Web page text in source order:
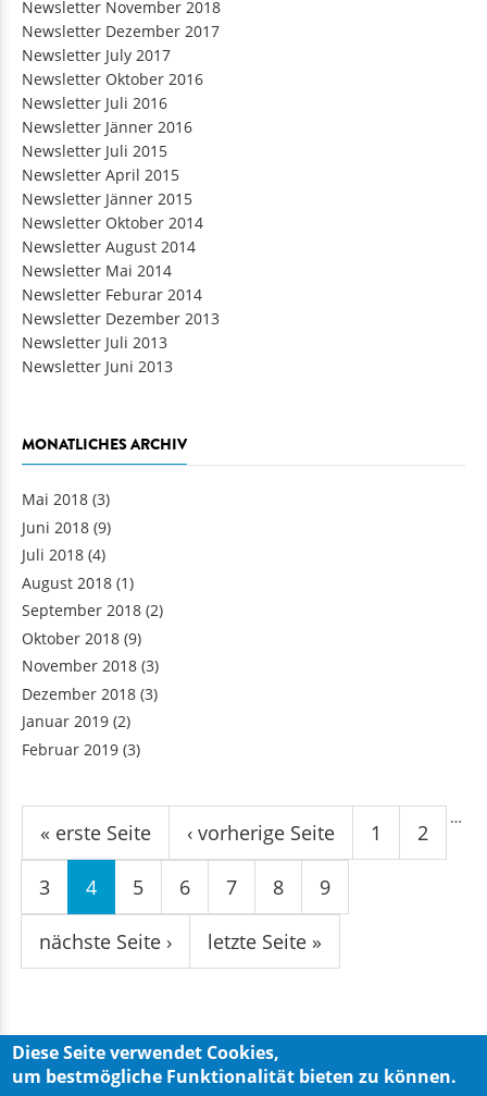
Newsletter November 2018
Newsletter Dezember 2017
Newsletter July 2017
Newsletter Oktober 2016
Newsletter Juli 2016
Newsletter Jänner 2016
Newsletter Juli 2015
Newsletter April 2015
Newsletter Jänner 2015
Newsletter Oktober 2014
Newsletter August 2014
Newsletter Mai 2014
Newsletter Feburar 2014
Newsletter Dezember 2013
Newsletter Juli 2013
Newsletter Juni 2013
MONATLICHES ARCHIV
Mai 2018 (3)
Juni 2018 (9)
Juli 2018 (4)
August 2018 (1)
September 2018 (2)
Oktober 2018 (9)
November 2018 (3)
Dezember 2018 (3)
Januar 2019 (2)
Februar 2019 (3)
Seiten
« erste Seite ‹ vorherige Seite 1 2
3 4 5 6 7 8 9
…
nächste Seite › letzte Seite »
Diese Seite verwendet Cookies,
um bestmögliche Funktionalität bieten zu können.